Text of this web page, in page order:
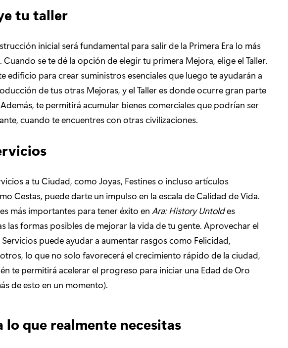
tu taller
inicial será fundamental para salir de la Primera Era lo más
se te dé la opción de elegir tu primera Mejora, elige el Taller.
edificio para crear suministros esenciales que luego te ayudarán a
de tus otras Mejoras, y el Taller es donde ocurre gran parte
te permitirá acumular bienes comerciales que podrían ser
cuando te encuentres con otras civilizaciones.
a tu Ciudad, como Joyas, Festines o incluso artículos
Cestas, puede darte un impulso en la escala de Calidad de Vida.
más importantes para tener éxito en Ara: History Untoldes
las formas posibles de mejorar la vida de tu gente. Aprovechar el
puede ayudar a aumentar rasgos como Felicidad,
lo que no solo favorecerá el crecimiento rápido de la ciudad,
te permitirá acelerar el progreso para iniciar una Edad de Oro
de esto en un momento).
lo que realmente necesitas